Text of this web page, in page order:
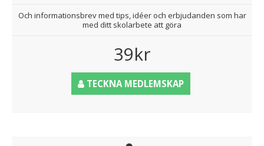
Och informationsbrev med tips, idéer och erbjudanden som har
med ditt skolarbete att göra
39kr
TECKNA MEDLEMSKAP